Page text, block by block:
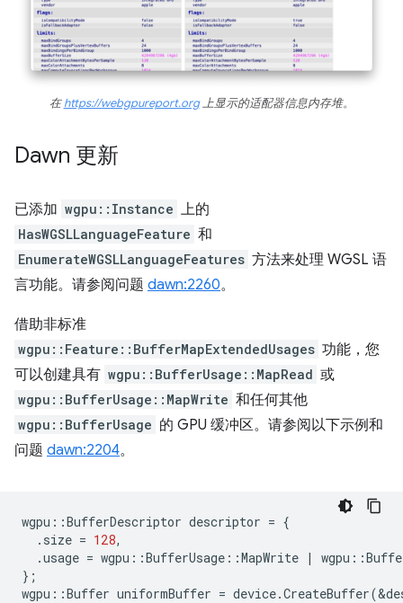
在https://webgpureport.org上显示的适配器信息内存堆。
Dawn 更新
已添加 wgpu::Instance 上的
HasWGSLLanguageFeature 和
EnumerateWGSLLanguageFeatures 方法来处理 WGSL 语
言功能。请参阅问题 dawn:2260。
借助非标准
wgpu::Feature::BufferMapExtendedUsages 功能，您
可以创建具有 wgpu::BufferUsage::MapRead 或
wgpu::BufferUsage::MapWrite 和任何其他
wgpu::BufferUsage 的 GPU 缓冲区。请参阅以下示例和
问题 dawn:2204。
wgpu ::BufferDescriptor descriptor = {
. size = 128,
.usage = wgpu ::BufferUsage ::MapWrite | wgpu ::
};
wgpu ::Buffer uniformBuffer = device.CreateBuffer(&